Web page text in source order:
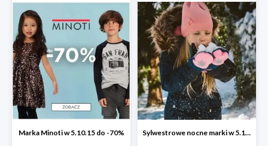
Marka Minoti w 5.10.15 do -70% Sylwestrowe nocne marki w 5.10.15 do -70%